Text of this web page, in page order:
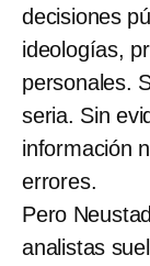
decisiones
ideologías,
personales.
seria. Sin
información
errores.
Pero
analistas